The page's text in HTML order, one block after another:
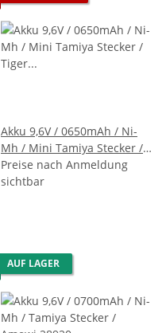
Akku 9,6V / 0650mAh / Ni-
Mh / Mini Tamiya Stecker /
Tiger 1, diverse Panzer +
USB-Ladekabel | 9,6V |
Preise nach Anmeldung
sichtbar
AUF LAGER